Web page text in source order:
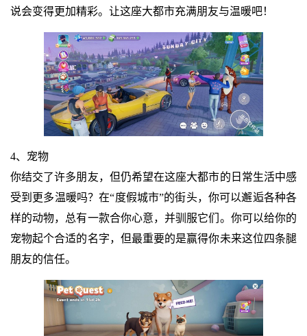
说会变得更加精彩。让这座大都市充满朋友与温暖吧！
4、宠物
你结交了许多朋友，但仍希望在这座大都市的日常生活中感
受到更多温暖吗？在“度假城市”的街头，你可以邂逅各种各
样的动物，总有一款合你心意，并驯服它们。你可以给你的
宠物起个合适的名字，但最重要的是赢得你未来这位四条腿
朋友的信任。